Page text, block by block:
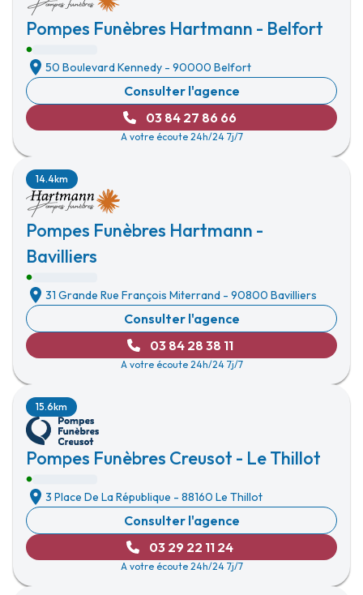
Pompes Funèbres Hartmann - Belfort
50 Boulevard Kennedy - 90000 Belfort
Consulter l'agence
03 84 27 86 66
A votre écoute 24h/24 7j/7
Pompes Funèbres Hartmann -
Bavilliers
14.4km
31 Grande Rue François Miterrand - 90800 Bavilliers
Consulter l'agence
03 84 28 38 11
A votre écoute 24h/24 7j/7
Pompes Funèbres Creusot - Le Thillot
15.6km
3 Place De La République - 88160 Le Thillot
Consulter l'agence
03 29 22 11 24
A votre écoute 24h/24 7j/7